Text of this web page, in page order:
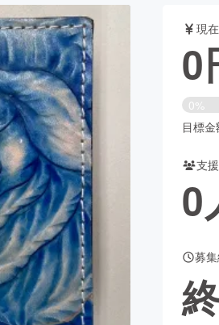
舞台・パフォーマンス
ビューティー・ヘル
Social GoodCAMPFIRE Creation
さと納税machi-ya
現
0
0%
目標
支
0
募